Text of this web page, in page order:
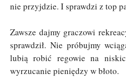
nie przyjdzie. I sprawdzi z top
Zawsze dajmy graczowi
sprawdził. Nie próbujmy
lubią robić regowie na
wyrzucanie pieniędzy w błoto.